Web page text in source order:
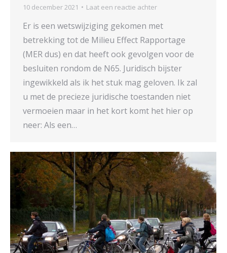
10 december 2021
Laat een reactie achter
Er is een wetswijziging gekomen met
betrekking tot de Milieu Effect Rapportage
(MER dus) en dat heeft ook gevolgen voor de
besluiten rondom de N65. Juridisch bijster
ingewikkeld als ik het stuk mag geloven. Ik zal
u met de precieze juridische toestanden niet
vermoeien maar in het kort komt het hier op
neer: Als een…